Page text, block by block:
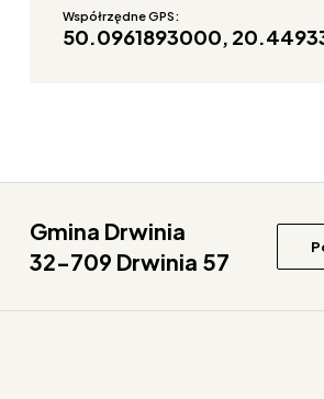
Współrzędne GPS:
50.0961893000,
Gmina Drwinia
32-709 Drwinia 57